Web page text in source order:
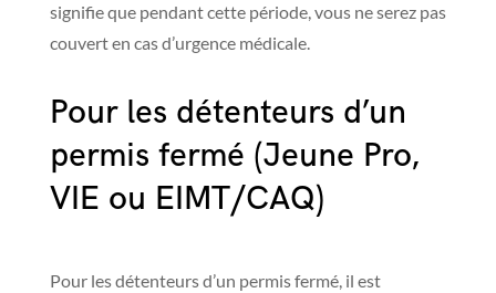
signifie que pendant cette période, vous ne serez pas
couvert en cas d’urgence médicale.
Pour les détenteurs d’un
permis fermé (Jeune Pro,
VIE ou EIMT/CAQ)
Pour les détenteurs d’un permis fermé, il est